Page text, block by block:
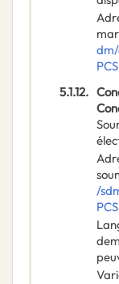
5.1.12.
/